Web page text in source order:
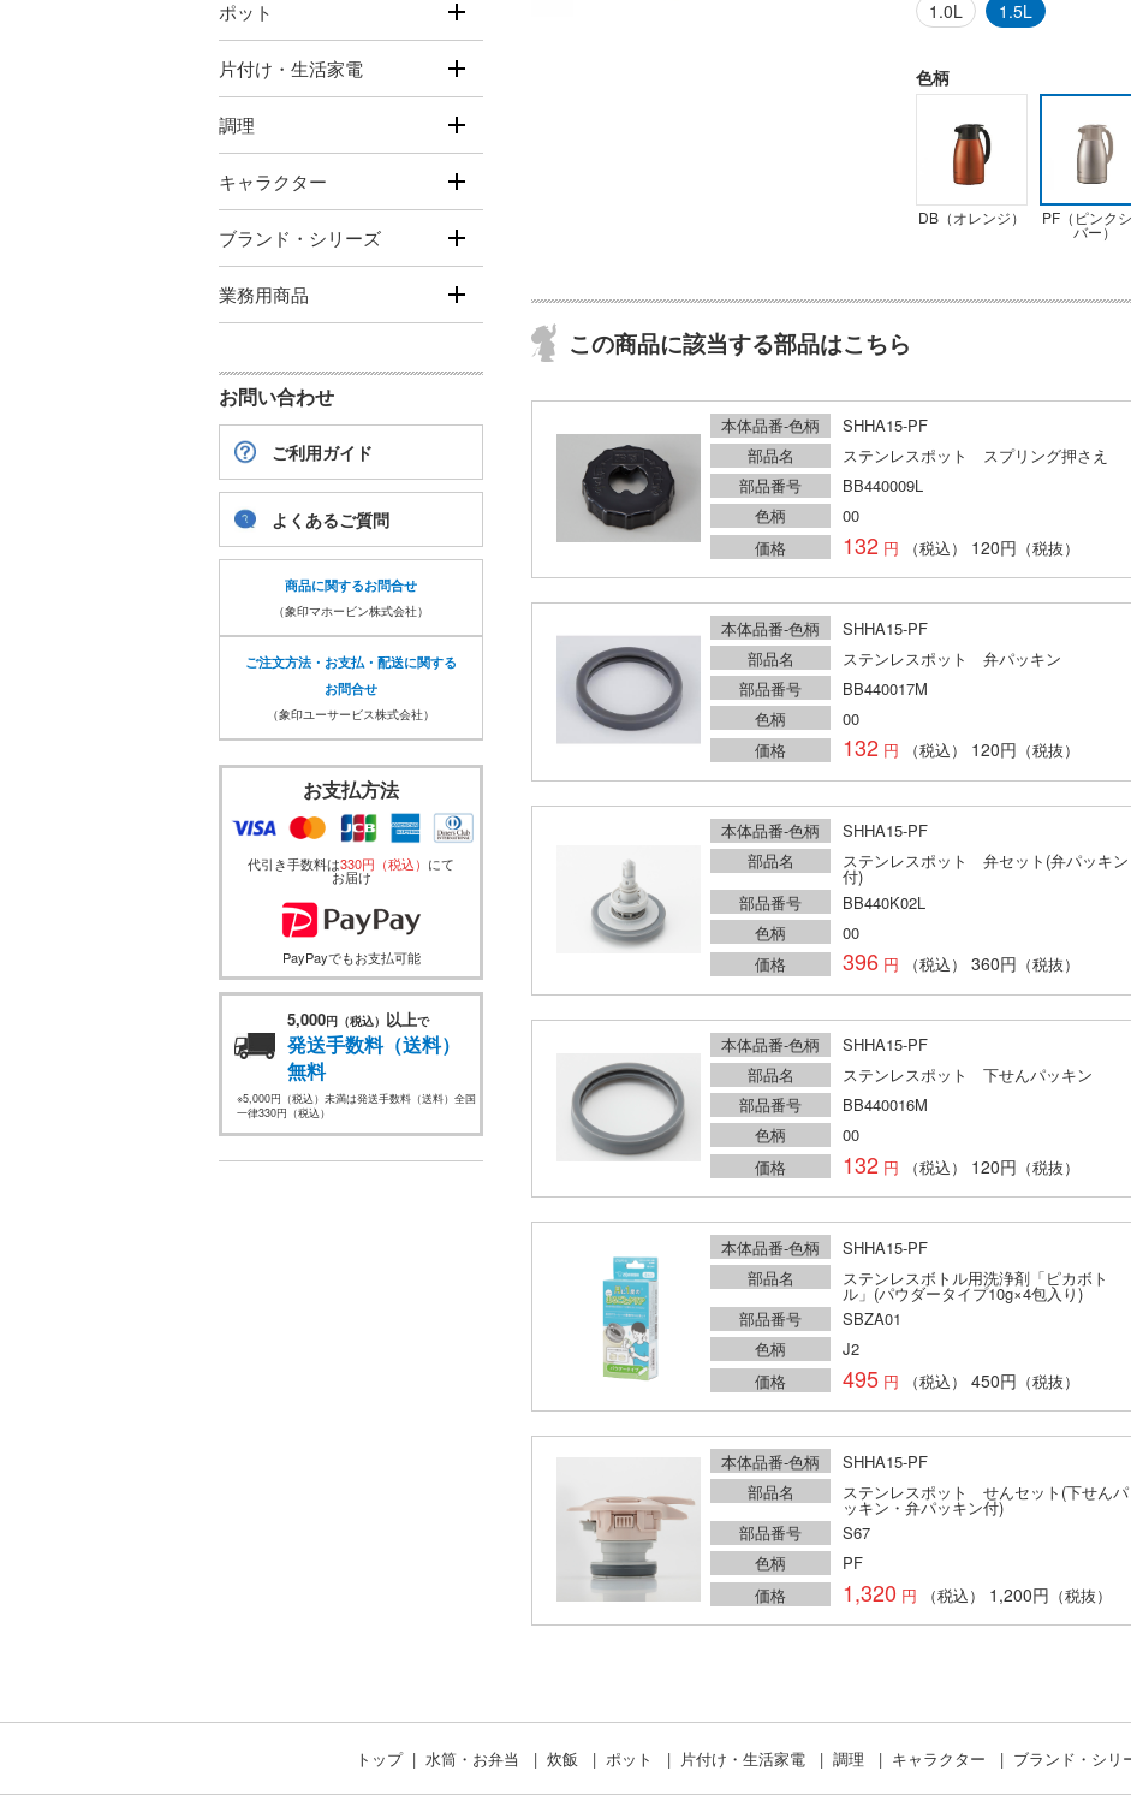
1.0L
1.5L
色柄
DB（オレンジ） PF（ピンク
バー）
この商品に該当する部品はこちら
本体品番-色柄
SHHA15-PF
部品名
ステンレスポット スプリング押さえ
部品番号
BB440009L
色柄
00
価格
132 （税込） 120円 （税抜）
本体品番-色柄
SHHA15-PF
部品名
ステンレスポット 弁パッキン
部品番号
BB440017M
色柄
00
価格
132 （税込） 120円 （税抜）
本体品番-色柄
SHHA15-PF
部品名
ステンレスポット 弁セット(弁パッキン
付)
部品番号
BB440K02L
色柄
00
価格
396 （税込） 360円 （税抜）
本体品番-色柄
SHHA15-PF
部品名
ステンレスポット 下せんパッキン
部品番号
BB440016M
色柄
00
価格
132 （税込） 120円 （税抜）
本体品番-色柄
SHHA15-PF
部品名
ステンレスボトル用洗浄剤「ピカボト
ル」(パウダータイプ10g×4包入り)
部品番号
SBZA01
色柄
J2
価格
495 （税込） 450円 （税抜）
本体品番-色柄
SHHA15-PF
部品名
ステンレスポット せんセット(下せんパ
ッキン・弁パッキン付)
部品番号
S67
色柄
PF
価格
1,320 （税込） 1,200円 （税抜）
ポット
片付け・生活家電
調理
キャラクター
ブランド・シリーズ
業務用商品
お問い合わせ
ご利用ガイド
よくあるご質問
商品に関するお問合せ
（象印マホービン株式会社）
ご注文方法・お支払・配送に関する
お問合せ
（象印ユーサービス株式会社）
お支払方法
代引き手数料は330円（税込） にて
お届け
PayPayでもお支払可能
5,000円（税込） 以上で
発送手数料（送料）
無料
※5,000円（税込）未満は発送手数料（送料）全国
一律330円（税込）
トップ 水筒・お弁当 炊飯 ポット 片付け・生活家電 調理 キャラクター ブランド・シリ